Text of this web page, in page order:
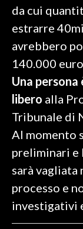
#CARAUNIONE
3 MINUTI CON
INSULARITÀ
INFO AZIENDE
ABBONATI
ANNUNCI
NECROLOGI
PUBBLICITÀ
SPIAGGE
da cui
estrarre
avrebbero
140.000
Una
libero alla
Tribunale di
Al momento
preliminari e
sarà vagliata
processo e
investigativi